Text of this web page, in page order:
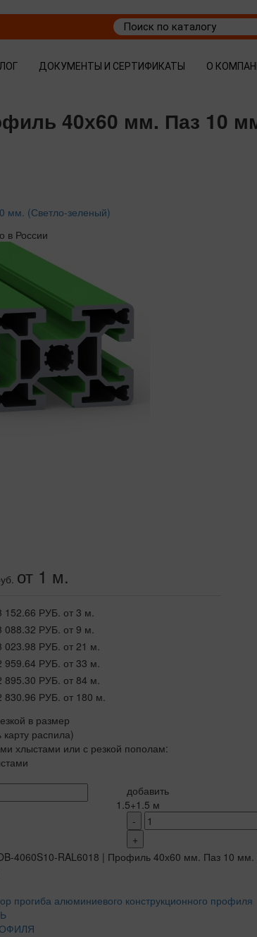
ДОКУМЕНТЫ И СЕРТИФИКАТЫ О
40х60 мм. Паз 10
мм. (Светло-зеленый)
от 1 м.
152.66 РУБ. от 3 м.
088.32 РУБ. от 9 м.
023.98 РУБ. от 21 м.
959.64 РУБ. от 33 м.
895.30 РУБ. от 84 м.
830.96 РУБ. от 180 м.
в размер
карту распила)
хлыстами или с резкой пополам:
добавить
1.5+1.5 м
-
+